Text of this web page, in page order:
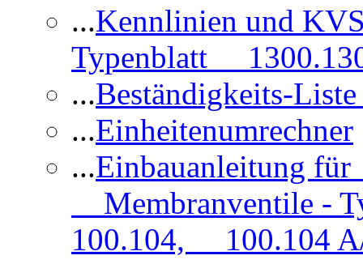
...Kennlinien und
Typenblatt
...Beständigkeits-
...Einheitenumrechner
...Einbauanleitung
Membranventile -
100.104, 100.104